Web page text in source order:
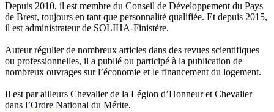
Depuis 2010, il est membre du Conseil de Développement du Pays
de Brest, toujours en tant que personnalité qualifiée. Et depuis 2015,
il est administrateur de SOLIHA-Finistère.
Auteur régulier de nombreux articles dans des revues scientifiques
ou professionnelles, il a publié ou participé à la publication de
nombreux ouvrages sur l’économie et le financement du logement.
Il est par ailleurs Chevalier de la Légion d’Honneur et Chevalier
dans l’Ordre National du Mérite.